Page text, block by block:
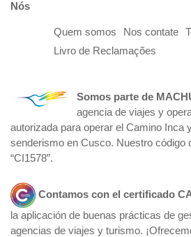
Nós
Quem somos Nos contate
Livro de Reclamações
Somos parte de
agencia de viajes y
autorizada para operar el Camino Inca
senderismo en Cusco. Nuestro código
“CI1578”.
Contamos con el certificado
la aplicación de buenas prácticas de
agencias de viajes y turismo.